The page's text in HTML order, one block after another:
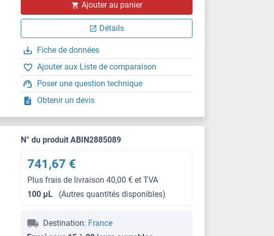
Ajouter au panier
Détails
Fiche de données
Ajouter aux Liste de comparaison
Poser une question technique
Obtenir un devis
N° du produit ABIN2885089
741,67 €
Plus frais de livraison 40,00 € et TVA
100 μL
(Autres quantités disponibles)
Destination: France